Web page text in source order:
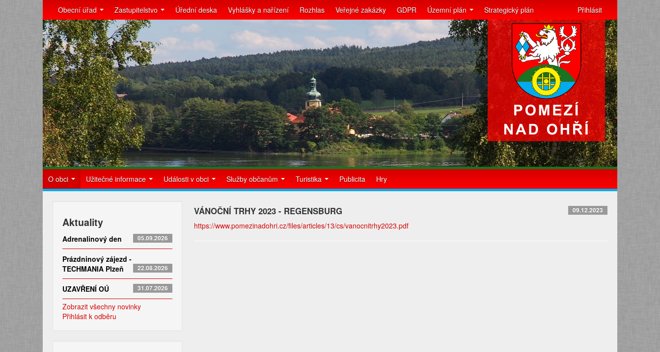
Obecní úřad Zastupitelstvo Úřední deska Vyhlášky a nařízení Rozhlas Veřejné zakázky GDPR Územní plán Strategický plán Přihlásit
O obci Užitečné informace Události v obci Služby občanům Turistika Publicita Hry
Aktuality
Adrenalinový den 05.09.2026
Prázdninový zájezd -
TECHMANIA Plzeň
22.08.2026
UZAVŘENÍ OÚ 31.07.2026
Zobrazit všechny novinky
Přihlásit k odběru
VÁNOČNÍ TRHY 2023 - REGENSBURG 09.12.2023
https://www.pomezinadohri.cz/files/articles/13/cs/vanocnitrhy2023.pdf